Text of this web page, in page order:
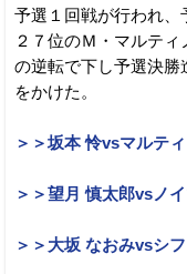
予選１回戦が行われ、
２７位のＭ・マルテ
の逆転で下し予選決勝
をかけた。
＞＞坂本 怜vsマルテ
＞＞望月 慎太郎vsノ
＞＞大坂 なおみvsシ